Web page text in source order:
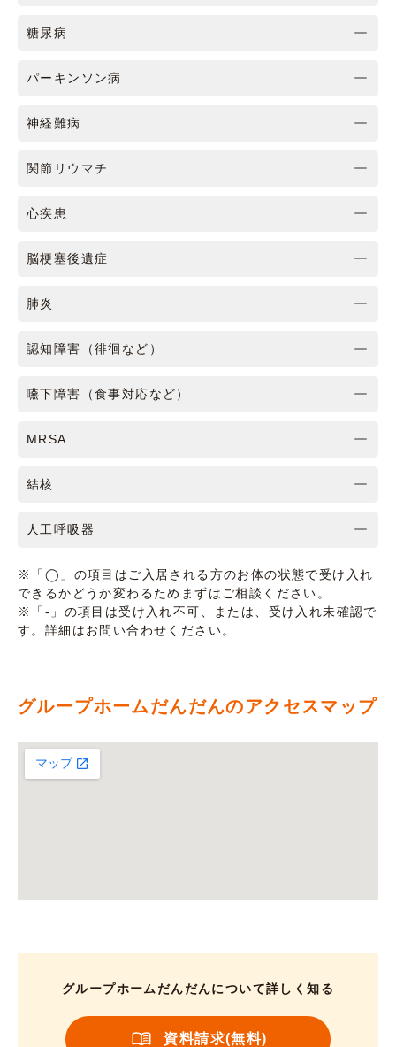
糖尿病
パーキンソン病
神経難病
関節リウマチ
心疾患
脳梗塞後遺症
肺炎
認知障害（徘徊など）
嚥下障害（食事対応など）
MRSA
結核
人工呼吸器
※「◯」の項目はご入居される方のお体の状態で受け入れ
できるかどうか変わるためまずはご相談ください。
※「-」の項目は受け入れ不可、または、受け入れ未確認で
す。詳細はお問い合わせください。
グループホームだんだんのアクセスマップ
グループホームだんだんについて詳しく知る
資料請求(無料)